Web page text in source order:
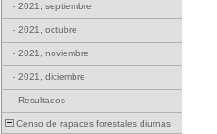
- 2021, septiembre
- 2021, octubre
- 2021, noviembre
- 2021, diciembre
- Resultados
Censo de rapaces forestales diurnas